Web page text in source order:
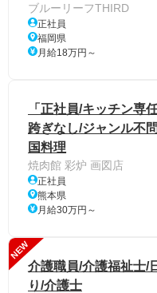
ブルーリーフTHIRD
正社員
福岡県
月給18万円～
「正社員/キッチン専
跨ぎなし/ジャンル不
国料理
焼肉館 彩炉 画図店
正社員
熊本県
月給30万円～
NEW
介護職員/介護福祉士/
り/介護士